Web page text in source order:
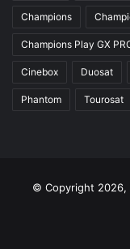
Azfox
Azgold
Azplus
Azsat
Blade
Champions
Champions Play GX
Cinebox Duosat
Phantom Tourosat
© Copyright 2026,